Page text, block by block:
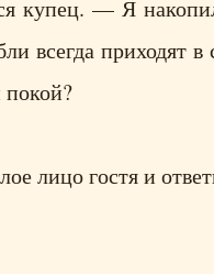
— Я накопил
всегда приходят
лицо гостя и